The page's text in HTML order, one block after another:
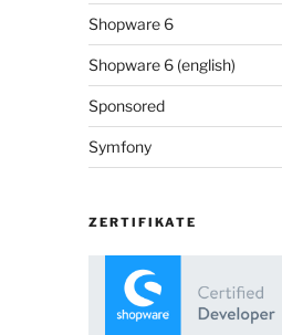
Shopware 6
Shopware 6 (english)
Sponsored
Symfony
ZERTIFIKATE